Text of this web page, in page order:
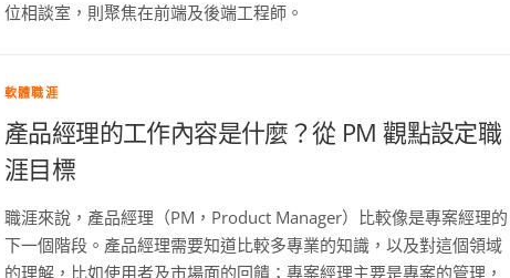
位相談室，則聚焦在前端及後端工程師。
軟體職涯
產品經理的工作內容是什麼？從 PM 觀點設定職
涯目標
職涯來說，產品經理（PM，Product Manager）比較像是專案經理的
下一個階段。產品經理需要知道比較多專業的知識，以及對這個領域
的理解，比如使用者及市場面的回饋；專案經理主要是專案的管理，